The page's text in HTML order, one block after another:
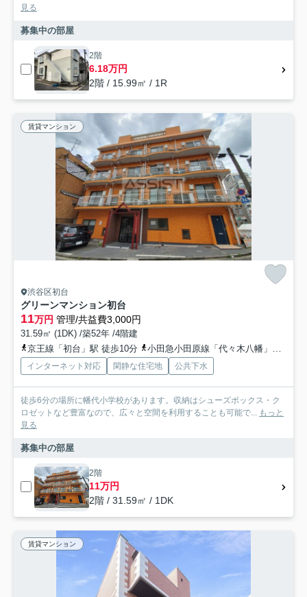
見る
募集中の部屋
2階
6.18万円
2階 / 15.99㎡ / 1R
賃貸マンション
渋谷区初台
グリーンマンション初台
11万円 管理/共益費3,000円
31.59㎡ (1DK) /築52年 /4階建
京王線「初台」駅 徒歩10分
小田急小田原線「代々木八幡」駅 徒歩12分
インターネット対応 閑静な住宅地 公共下水
徒歩6分の場所に幡代小学校があります。収納はシューズボックス・ク
ロゼットなど豊富なので、広々と空間を利用することも可能で... もっと
見る
募集中の部屋
2階
11万円
2階 / 31.59㎡ / 1DK
賃貸マンション